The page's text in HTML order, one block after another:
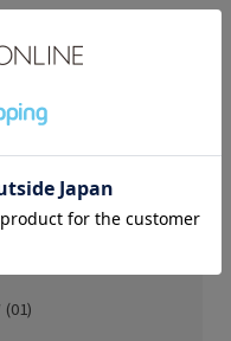
すが、女性がオー
す。
感があります。
イエベ秋
ズ： M〜L
(01)